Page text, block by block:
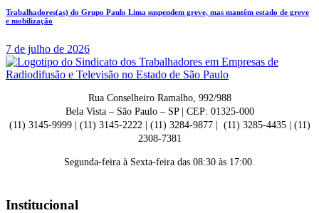
Trabalhadores(as) do Grupo Paulo Lima suspendem greve, mas mantêm estado de greve
e mobilização
7 de julho de 2026
Rua Conselheiro Ramalho, 992/988
Bela Vista – São Paulo – SP | CEP: 01325-000
(11) 3145-9999 | (11) 3145-2222 | (11) 3284-9877 | (11) 3285-4435 | (11)
2308-7381
Segunda-feira à Sexta-feira das 08:30 às 17:00.
Institucional